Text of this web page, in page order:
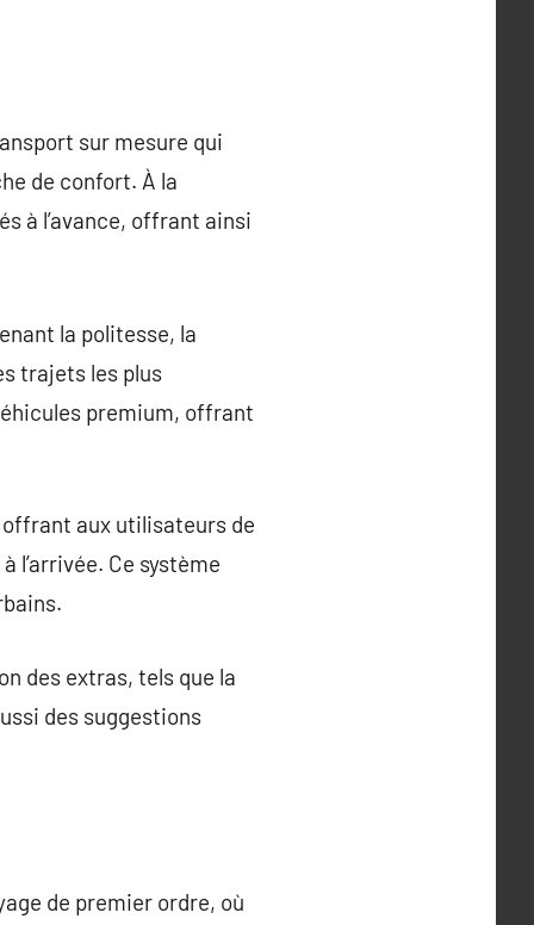
sur mesure qui
de confort. À la
à l’avance, offrant ainsi
la politesse, la
trajets les plus
premium, offrant
aux utilisateurs de
l’arrivée. Ce système
des extras, tels que la
des suggestions
de premier ordre, où